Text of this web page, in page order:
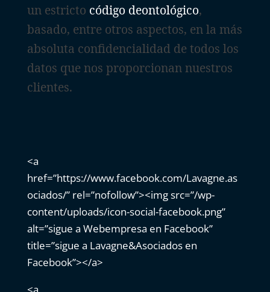
un estricto código deontológico,
basado, entre otros aspectos, en la más
absoluta confidencialidad de todos los
datos que nos proporcionan nuestros
clientes.
<a
href=”https://www.facebook.com/Lavagne.as
ociados/” rel=”nofollow”><img src=”/wp-
content/uploads/icon-social-facebook.png”
alt=”sigue a Webempresa en Facebook”
title=”sigue a Lavagne&Asociados en
Facebook”></a>
<a